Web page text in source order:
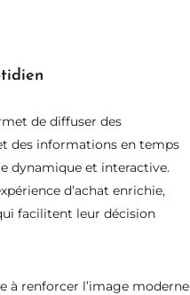
de diffuser des
des informations en temps
dynamique et interactive.
d’achat enrichie,
facilitent leur décision
à renforcer l’image moderne
un
au